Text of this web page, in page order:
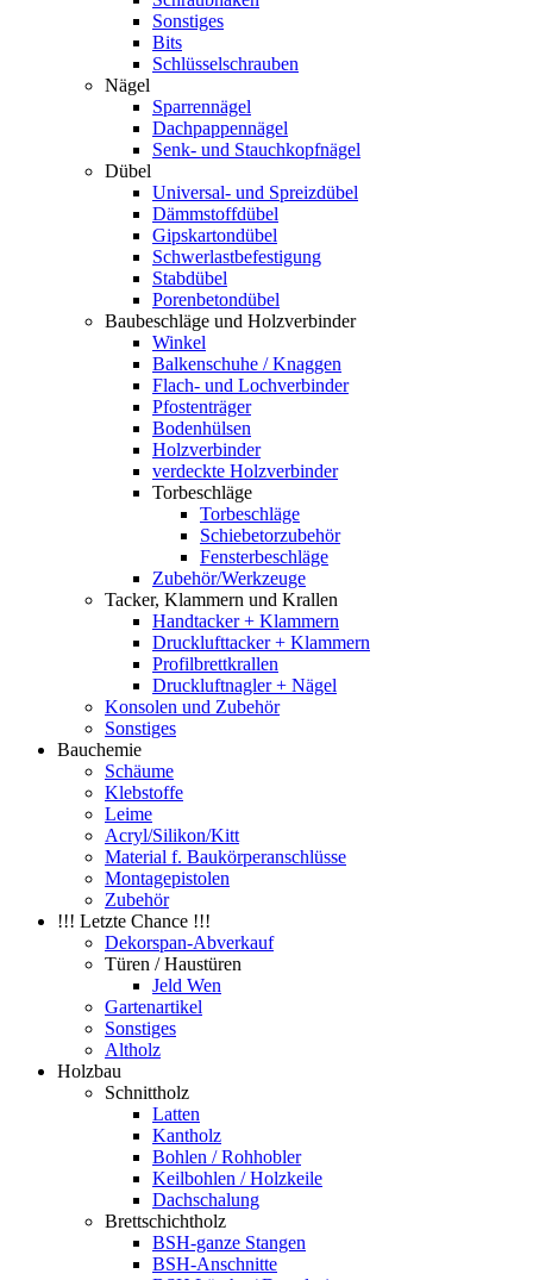
Sonstiges
Bits
Schlüsselschrauben
Nägel
Sparrennägel
Dachpappennägel
Senk- und Stauchkopfnägel
Dübel
Universal- und Spreizdübel
Dämmstoffdübel
Gipskartondübel
Schwerlastbefestigung
Stabdübel
Porenbetondübel
Baubeschläge und Holzverbinder
Winkel
Balkenschuhe / Knaggen
Flach- und Lochverbinder
Pfostenträger
Bodenhülsen
Holzverbinder
verdeckte Holzverbinder
Torbeschläge
Torbeschläge
Schiebetorzubehör
Fensterbeschläge
Zubehör/Werkzeuge
Tacker, Klammern und Krallen
Handtacker + Klammern
Drucklufttacker + Klammern
Profilbrettkrallen
Druckluftnagler + Nägel
Konsolen und Zubehör
Sonstiges
Bauchemie
Schäume
Klebstoffe
Leime
Acryl/Silikon/Kitt
Material f. Baukörperanschlüsse
Montagepistolen
Zubehör
!!! Letzte Chance !!!
Dekorspan-Abverkauf
Türen / Haustüren
Jeld Wen
Gartenartikel
Sonstiges
Altholz
Holzbau
Schnittholz
Latten
Kantholz
Bohlen / Rohhobler
Keilbohlen / Holzkeile
Dachschalung
Brettschichtholz
BSH-ganze Stangen
BSH-Anschnitte